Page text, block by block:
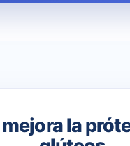
mejora la